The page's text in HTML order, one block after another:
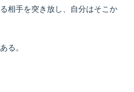
相手を突き放し、自分はそこか
る。